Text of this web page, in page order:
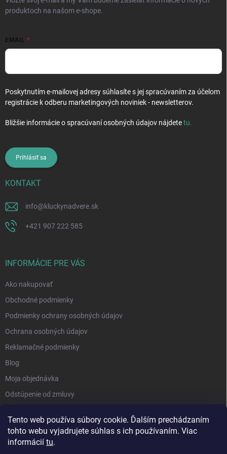
Tento web používa súbory cookie. Ďalším prechádzaním
tohto webu vyjadrujete súhlas s ich používaním. Viac
informácií tu.
produktoch na našom e-shope.
EMAIL
Poskytnutím e-mailovej adresy súhlasíte s jej spracúvaním za účelom
registrácie k odberu marketingových noviniek - newsletterov.
Bližšie informácie o spracúvaní osobných údajov nájdetetu.
Prihlásiť sa
KONTAKT
info@kluckynadvere.sk
+421 907 222 585
INFORMÁCIE PRE VÁS
Ako nakupovať
Obchodné podmienky
Podmienky ochrany osobných údajov
Ochrana osobných údajov
Reklamačné podmienky
Blog
Moja objednávka
Odstúpenie od zmluvy